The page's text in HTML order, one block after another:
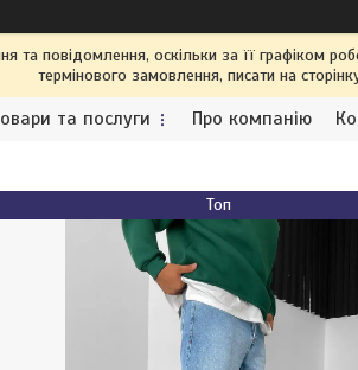
повідомлення, оскільки за її графіком
термінового замовлення, писати на
та послуги Про компанію
Топ